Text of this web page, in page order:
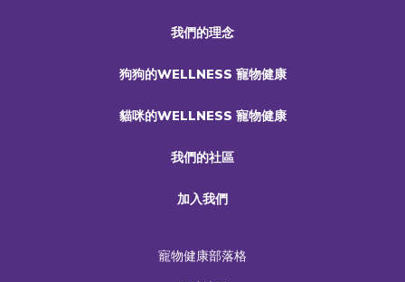
我們的理念
狗狗的WELLNESS 寵物健康
貓咪的WELLNESS 寵物健康
我們的社區
加入我們
寵物健康部落格